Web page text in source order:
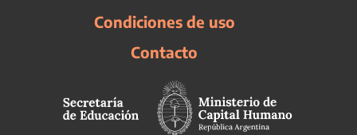
Condiciones de uso
Contacto